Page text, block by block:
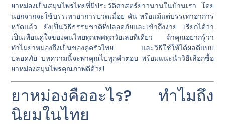
ยาหม่องเป็นสมุนไพรไทยที่มีประวัติศาสตร์ยาวนานในบ้านเรา โดย
นอกจากจะใช้บรรเทาอาการปวดเมื่อย คัน หรือแม้แต่บรรเทาอาการ
หวัดแล้ว ยังเป็นวิธีธรรมชาติที่ปลอดภัยและเข้าถึงง่าย เรียกได้ว่า
เป็นเพื่อนคู่ใจของคนไทยทุกเพศทุกวัยเลยทีเดียว ถ้าคุณอยากรู้ว่า
ทำไมยาหม่องถึงเป็นของคู่ครัวไทย และวิธีใช้ให้ได้ผลดีแบบ
ปลอดภัย บทความนี้จะพาคุณไปทุกคำตอบ พร้อมแนะนำวิธีเลือกซื้อ
ยาหม่องสมุนไพรคุณภาพดีด้วย!
ยาหม่องคืออะไร? ทำไมถึง
นิยมในไทย